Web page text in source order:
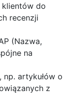
klientów do
recenzji
(Nazwa,
na
artykułów o
z